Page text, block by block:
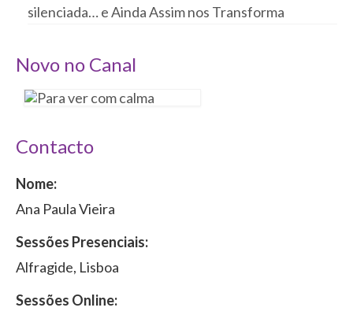
silenciada… e Ainda Assim nos Transforma
Novo no Canal
Contacto
Nome:
Ana Paula Vieira
Sessões Presenciais:
Alfragide, Lisboa
Sessões Online: